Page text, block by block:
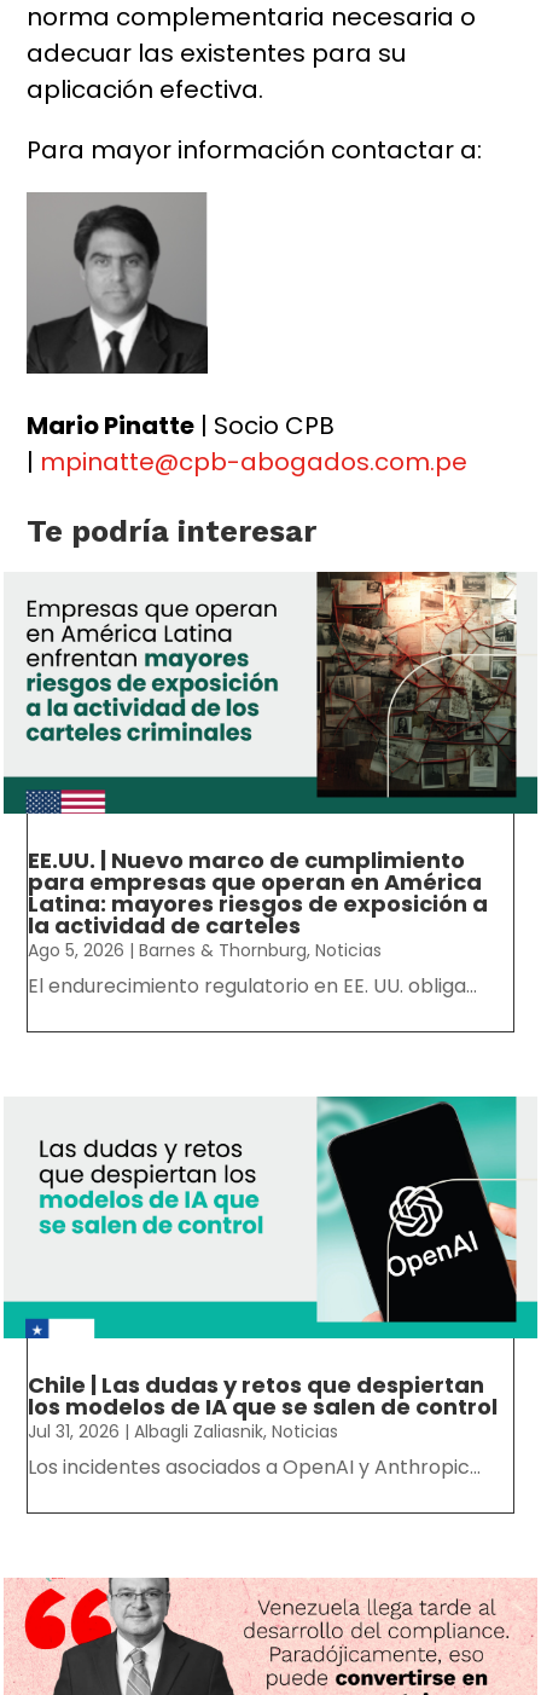
norma complementaria necesaria o
adecuar las existentes para su
aplicación efectiva.
Para mayor información contactar a:
Mario Pinatte | Socio CPB
| mpinatte@cpb-abogados.com.pe
Te podría interesar
EE.UU. | Nuevo marco de cumplimiento
para empresas que operan en América
Latina: mayores riesgos de exposición a
la actividad de carteles
Ago 5, 2026 |Barnes & Thornburg,Noticias
El endurecimiento regulatorio en EE. UU. obliga...
Chile | Las dudas y retos que despiertan
los modelos de IA que se salen de control
Jul 31, 2026 |Albagli Zaliasnik,Noticias
Los incidentes asociados a OpenAI y Anthropic...